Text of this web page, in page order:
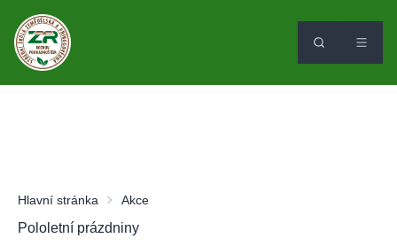
Hlavní stránka Akce
Pololetní prázdniny